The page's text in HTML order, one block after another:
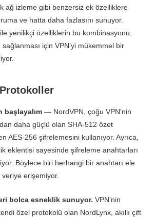
ağ izleme gibi benzersiz ek özelliklere
ve hatta daha fazlasını sunuyor.
yenilikçi özelliklerin bu kombinasyonu,
için VPN’yi mükemmel bir
başlayalım — NordVPN, çoğu VPN'nin
daha güçlü olan SHA-512 özet
AES-256 şifrelemesini kullanıyor. Ayrıca,
eklentisi sayesinde şifreleme anahtarları
Böylece biri herhangi bir anahtarı ele
erişemiyor.
bolca esneklik sunuyor. VPN’nin
özel protokolü olan NordLynx, akıllı çift